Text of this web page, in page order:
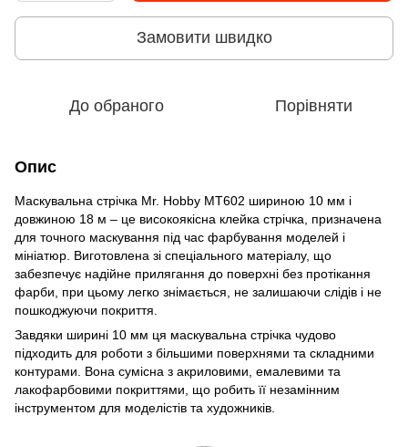
Замовити швидко
До обраного Порівняти
Опис
Маскувальна стрічка Mr. Hobby MT602 шириною 10 мм і
довжиною 18 м – це високоякісна клейка стрічка, призначена
для точного маскування під час фарбування моделей і
мініатюр. Виготовлена зі спеціального матеріалу, що
забезпечує надійне прилягання до поверхні без протікання
фарби, при цьому легко знімається, не залишаючи слідів і не
пошкоджуючи покриття.
Завдяки ширині 10 мм ця маскувальна стрічка чудово
підходить для роботи з більшими поверхнями та складними
контурами. Вона сумісна з акриловими, емалевими та
лакофарбовими покриттями, що робить її незамінним
інструментом для моделістів та художників.